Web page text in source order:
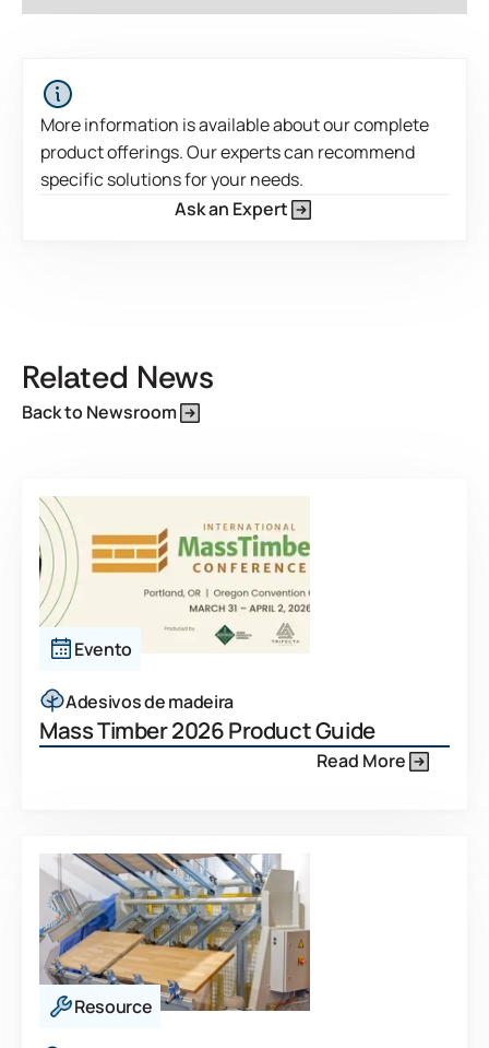
More information is available about our complete
product offerings. Our experts can recommend
specific solutions for your needs.
Ask an Expert
Related News
Back to Newsroom
Evento
Adesivos de madeira
Mass Timber 2026 Product Guide
Read More
Resource